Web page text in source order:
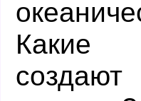
Какие